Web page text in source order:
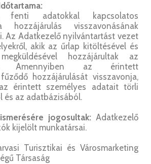
fenti adatokkal kapcsolatos
hozzájárulás visszavonásának
Az Adatkezelő nyilvántartást vezet
akik az űrlap kitöltésével és
hozzájárultak az
Amennyiben az érintett
hozzájárulását visszavonja,
érintett személyes adatait törli
és az adatbázisából.
jogosultak: Adatkezelő
kijelölt munkatársai.
Turisztikai és Városmarketing
Társaság